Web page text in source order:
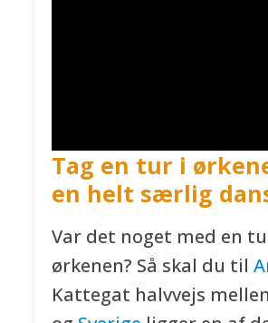
Tag en tur i
en helt særlig
Var det noget med en
ørkenen? Så skal du til
Kattegat halvvejs